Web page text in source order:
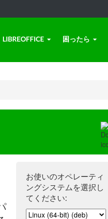
LIBREOFFICE 困ったら
お使いのオペレーティ
ングシステムを選択し
てください: